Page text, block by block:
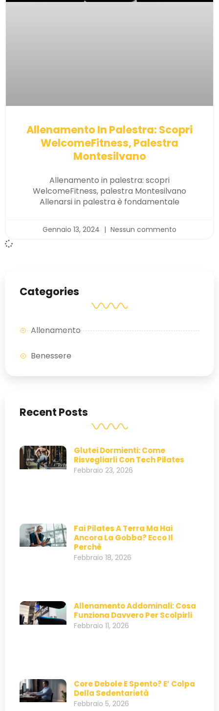
Allenamento In Palestra: Scopri
WelcomeFitness, Palestra
Montesilvano
Allenamento in palestra: scopri
WelcomeFitness, palestra Montesilvano
Allenarsi in palestra è fondamentale
Gennaio 13, 2024 Nessun commento
Categories
Allenamento
Benessere
Recent Posts
Glutei Dormienti: Come
Risvegliarli Con Tech Pilates
Febbraio 23, 2026
Fai Pilates A Terra Ma Hai
Ancora La Gobba? Ecco Il
Perchè
Febbraio 18, 2026
Allenamento Addominali: Cosa
Funziona Davvero Per Scolpirli
Febbraio 11, 2026
Core Debole E Spento? E’ Colpa
Della Sedentarietà
Febbraio 5, 2026